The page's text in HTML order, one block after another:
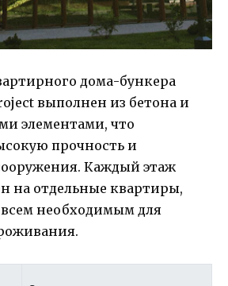
дома-бункера
выполнен из бетона и
элементами, что
прочность и
Каждый этаж
на отдельные квартиры,
необходимым для